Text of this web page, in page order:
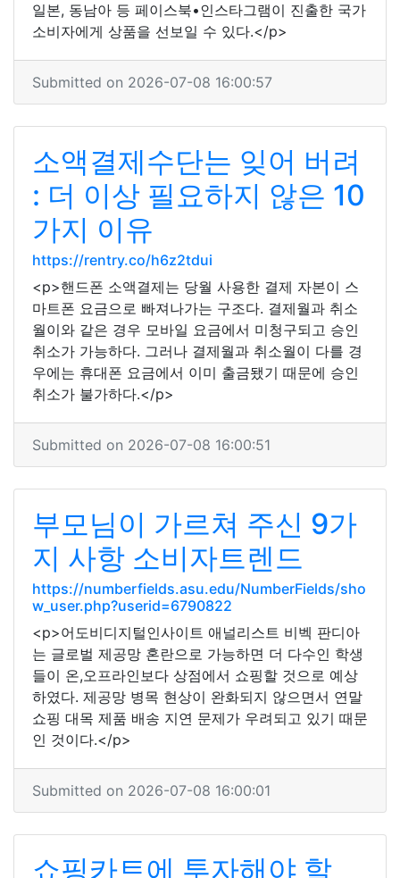
일본, 동남아 등 페이스북•인스타그램이 진출한 국가
소비자에게 상품을 선보일 수 있다.</p>
Submitted on 2026-07-08 16:00:57
소액결제수단는 잊어 버려
: 더 이상 필요하지 않은 10
가지 이유
https://rentry.co/h6z2tdui
<p>핸드폰 소액결제는 당월 사용한 결제 자본이 스
마트폰 요금으로 빠져나가는 구조다. 결제월과 취소
월이와 같은 경우 모바일 요금에서 미청구되고 승인
취소가 가능하다. 그러나 결제월과 취소월이 다를 경
우에는 휴대폰 요금에서 이미 출금됐기 때문에 승인
취소가 불가하다.</p>
Submitted on 2026-07-08 16:00:51
부모님이 가르쳐 주신 9가
지 사항 소비자트렌드
https://numberfields.asu.edu/NumberFields/sho
w_user.php?userid=6790822
<p>어도비디지털인사이트 애널리스트 비벡 판디아
는 글로벌 제공망 혼란으로 가능하면 더 다수인 학생
들이 온,오프라인보다 상점에서 쇼핑할 것으로 예상
하였다. 제공망 병목 현상이 완화되지 않으면서 연말
쇼핑 대목 제품 배송 지연 문제가 우려되고 있기 때문
인 것이다.</p>
Submitted on 2026-07-08 16:00:01
쇼핑카트에 투자해야 할